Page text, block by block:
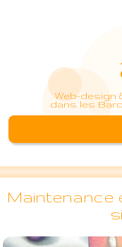
Web-design
dans les
Maintenance